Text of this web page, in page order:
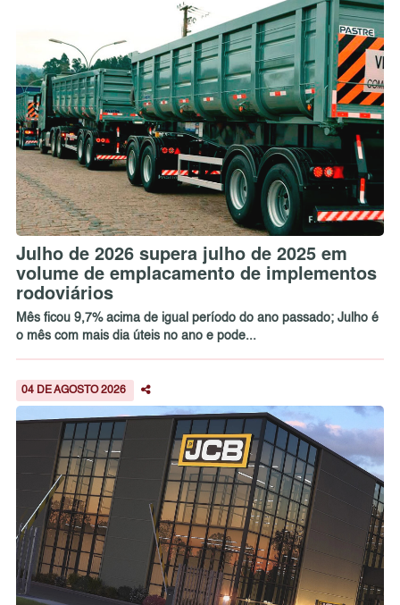
Julho de 2026 supera julho de 2025 em
volume de emplacamento de implementos
rodoviários
Mês ficou 9,7% acima de igual período do ano passado; Julho é
o mês com mais dia úteis no ano e pode...
04 DE AGOSTO 2026